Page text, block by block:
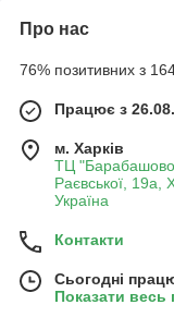
Про нас
76% позитивних з 164
Працює з
м. Харків
ТЦ
Раєвської, 19а,
Україна
Контакти
Сьогодні
Показати весь